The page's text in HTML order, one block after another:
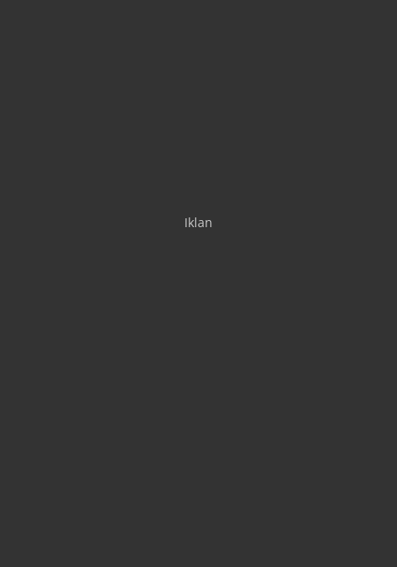
Iklan